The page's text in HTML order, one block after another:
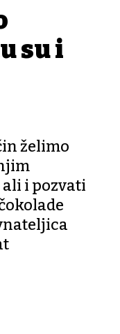
su i
želimo
i pozvati